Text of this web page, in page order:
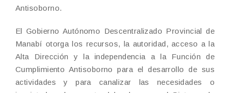
Antisoborno.
El Gobierno Autónomo Descentralizado Provincial de
Manabí otorga los recursos, la autoridad, acceso a la
Alta Dirección y la independencia a la Función de
Cumplimiento Antisoborno para el desarrollo de sus
actividades y para canalizar las necesidades o